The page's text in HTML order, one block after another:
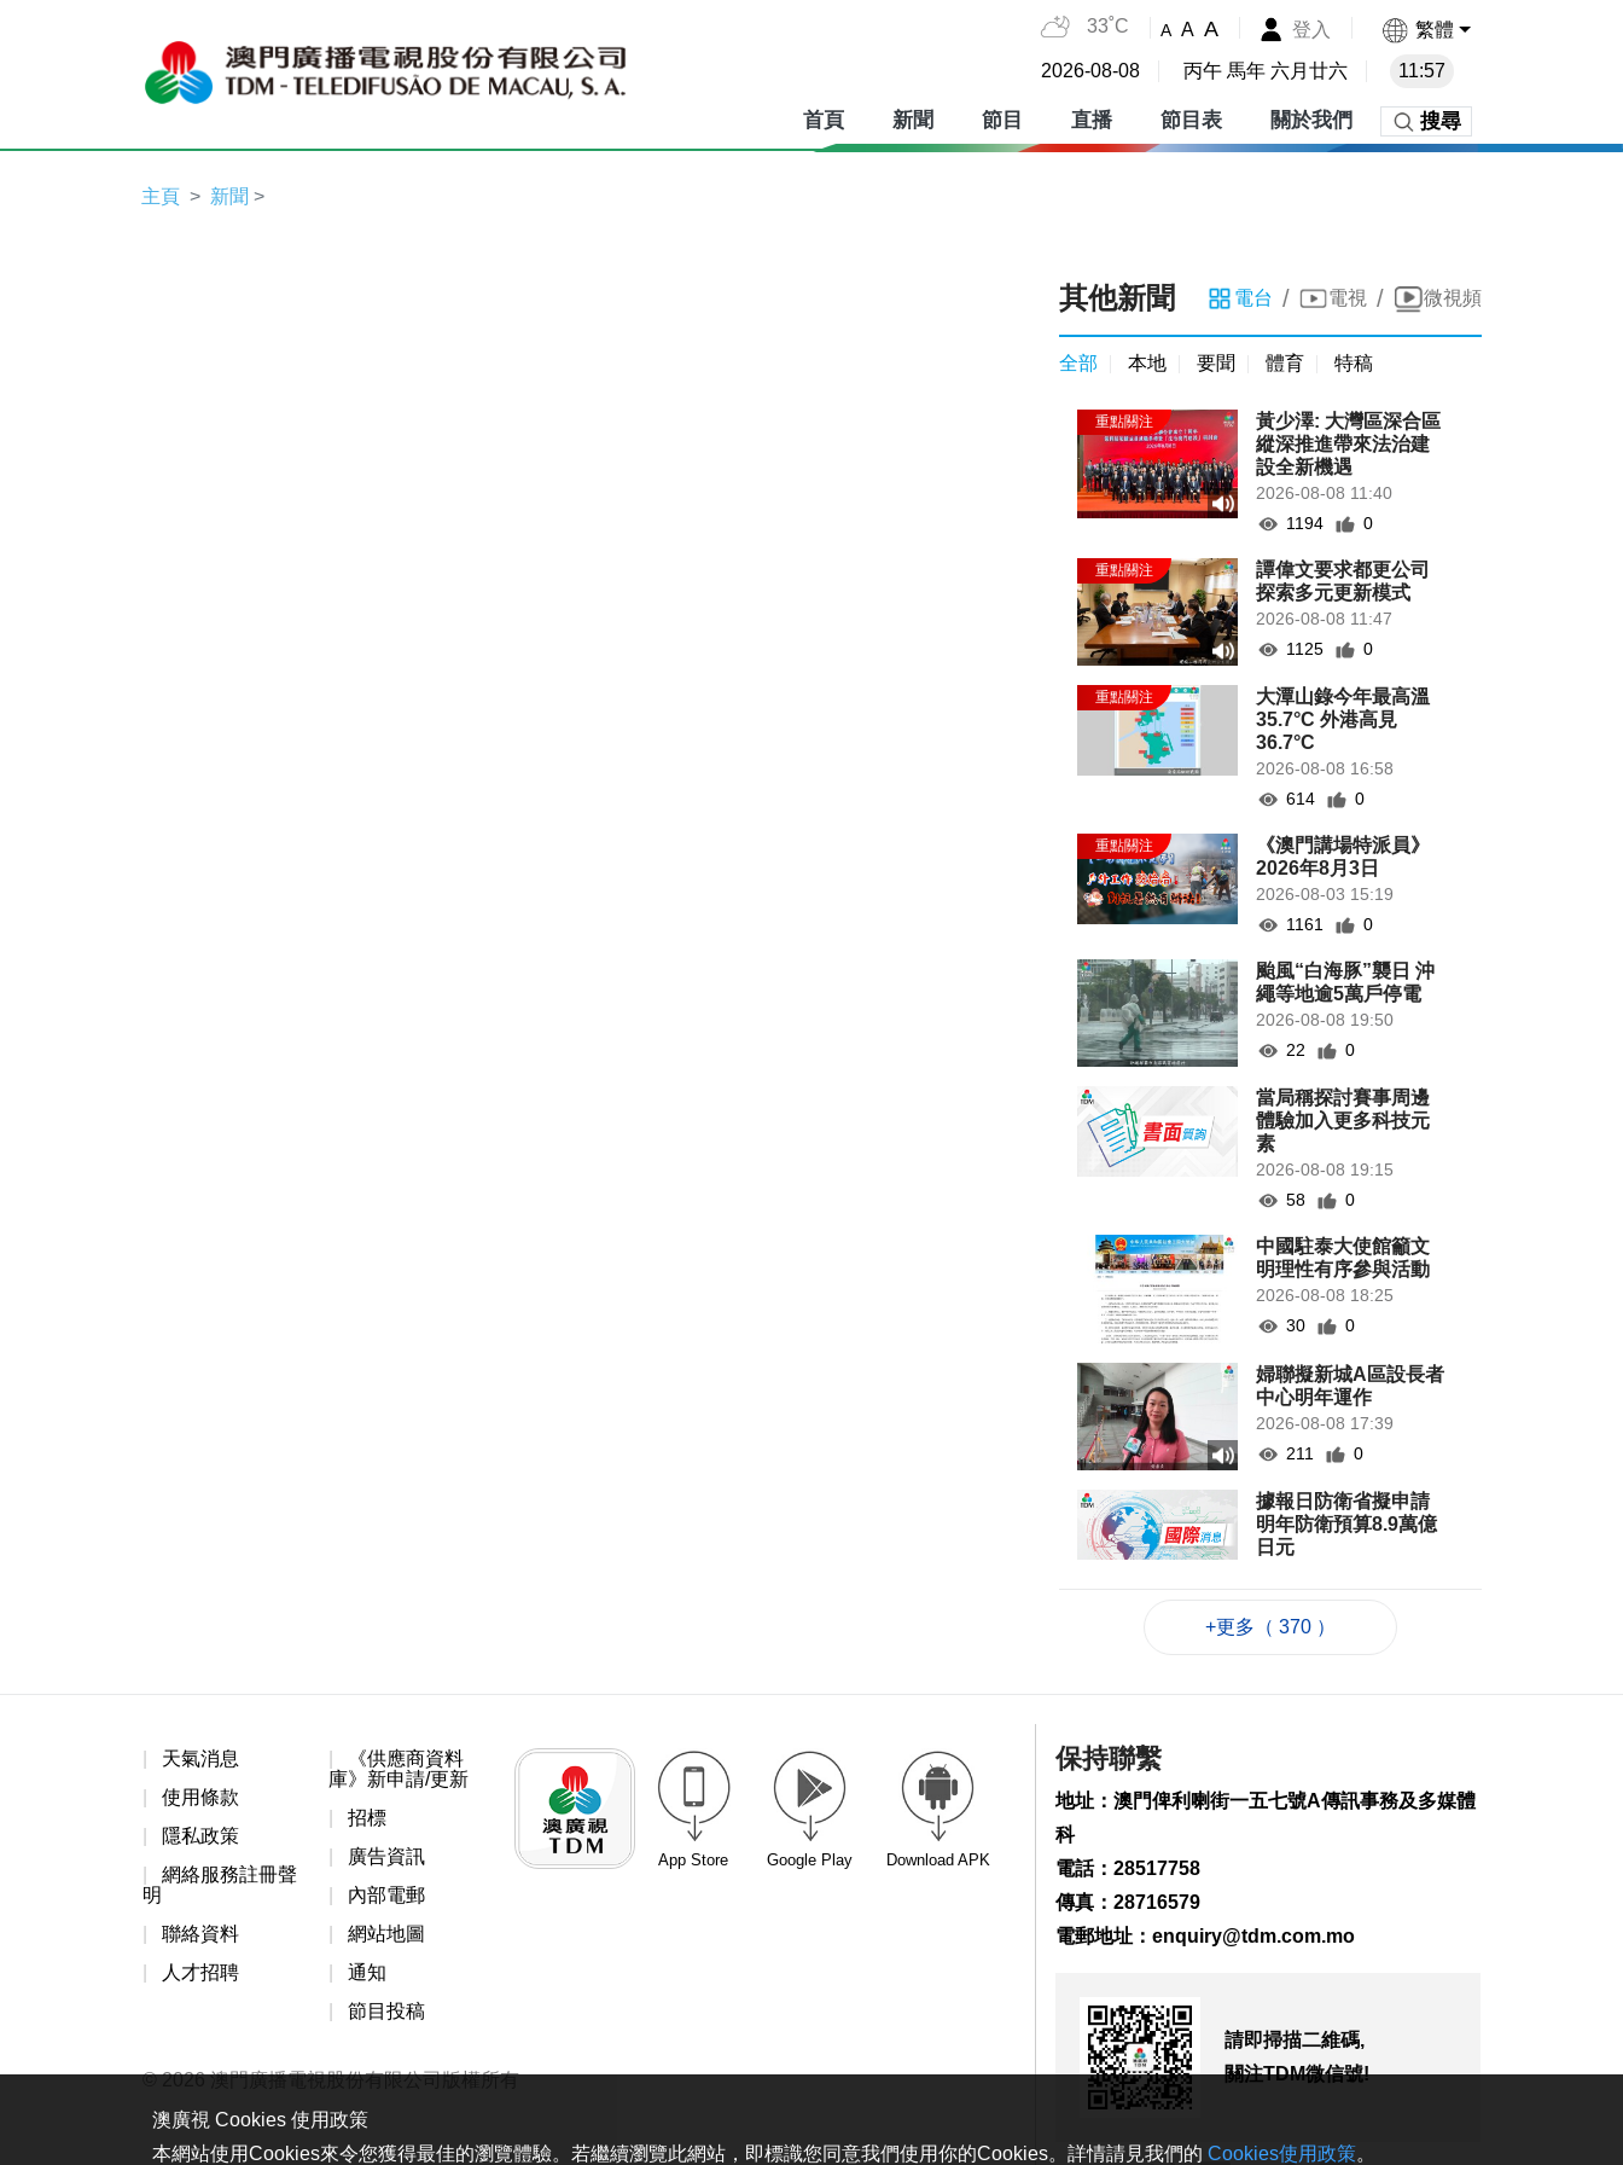
33˚C A A A 登入 繁體
2026-08-08 丙午 馬年 六月廿六 11:57
首頁 新聞 節目 直播 節目表 關於我們 搜尋
主頁 新聞 >
其他新聞 電台 / 電視 / 微視頻
全部 本地 要聞 體育 特稿
黃少澤: 大灣區深合區
縱深推進帶來法治建
設全新機遇
2026-08-08 11:40
1194
0
譚偉文要求都更公司
探索多元更新模式
2026-08-08 11:47
1125
0
大潭山錄今年最高溫
35.7°C 外港高見
36.7°C
2026-08-08 16:58
614
0
《澳門講場特派員》
2026年8月3日
2026-08-03 15:19
1161
0
颱風“白海豚”襲日 沖
繩等地逾5萬戶停電
2026-08-08 19:50
22
0
當局稱探討賽事周邊
體驗加入更多科技元
素
2026-08-08 19:15
58
0
中國駐泰大使館籲文
明理性有序參與活動
2026-08-08 18:25
30
0
婦聯擬新城A區設長者
中心明年運作
2026-08-08 17:39
211
0
據報日防衛省擬申請
明年防衛預算8.9萬億
日元
藥企高校合推大健康
陝西柞水泥石流致3死
匹克球體驗冀推體育
多元共融
2026-08-08 16:46
+更多（ 370 ）
天氣消息
使用條款
隱私政策
網絡服務註冊聲
明
聯絡資料
人才招聘
《供應商資料
庫》新申請/更新
招標
廣告資訊
內部電郵
網站地圖
通知
節目投稿
App Store Google Play Download APK
© 2026 澳門廣播電視股份有限公司版權所有
保持聯繫
地址：澳門俾利喇街一五七號A傳訊事務及多媒體
科
電話：28517758
傳真：28716579
電郵地址： enquiry@tdm.com.mo
請即掃描二維碼,
關注TDM微信號!
澳廣視 Cookies 使用政策
本網站使用Cookies來令您獲得最佳的瀏覽體驗。若繼續瀏覽此網站，即標識您同意我們使用你的Cookies。詳情請見我們的 Cookies使用政策。